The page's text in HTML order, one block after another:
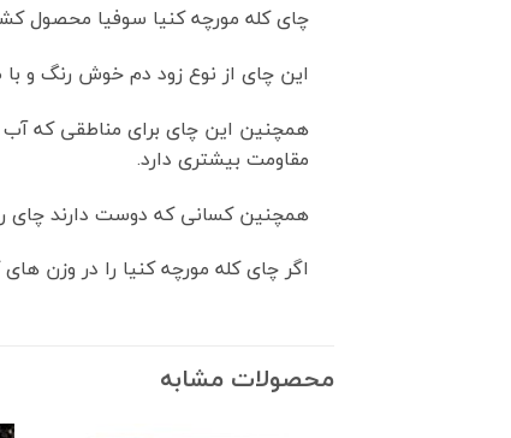
چای کله مورچه کنیا سوفیا محصول
این چای از نوع زود دم خوش رنگ و
همچنین این چای برای مناطقی که آب
مقاومت بیشتری دارد.
همچنین کسانی که دوست دارند چای
اگر چای کله مورچه کنیا را در وزن
محصولات مشابه